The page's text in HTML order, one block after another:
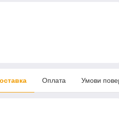
Оплата Умови